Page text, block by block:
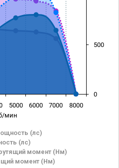
мин
(лс)
(лс)
момент (Нм)
момент (Нм)
5000 6000 7000 8000
0
500